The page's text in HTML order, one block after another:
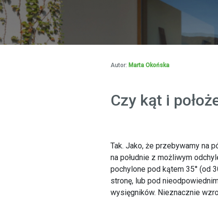
Autor: Marta Okońska
Czy kąt i
Tak. Jako, że przebywamy na
na południe z możliwym
pochylone pod kątem 35° (od
stronę, lub pod
wysięgników. Nieznacznie